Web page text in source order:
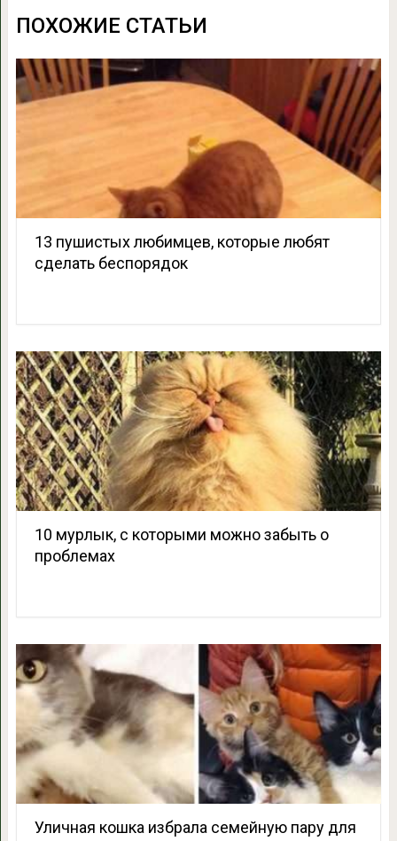
ПОХОЖИЕ СТАТЬИ
13 пушистых любимцев, которые любят
сделать беспорядок
10 мурлык, с которыми можно забыть о
проблемах
Уличная кошка избрала семейную пару для